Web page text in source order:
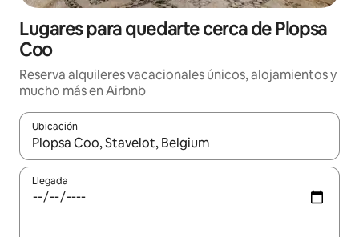
Lugares para quedarte cerca de Plopsa
Coo
Reserva alquileres vacacionales únicos, alojamientos y
mucho más en Airbnb
Ubicación
Cuando los resultados estén disponibles, navega con las
Llegada